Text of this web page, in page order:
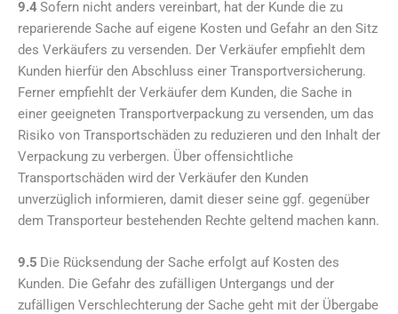
9.4Sofern nicht anders vereinbart, hat der Kunde die zu
reparierende Sache auf eigene Kosten und Gefahr an den Sitz
des Verkäufers zu versenden. Der Verkäufer empfiehlt dem
Kunden hierfür den Abschluss einer Transportversicherung.
Ferner empfiehlt der Verkäufer dem Kunden, die Sache in
einer geeigneten Transportverpackung zu versenden, um das
Risiko von Transportschäden zu reduzieren und den Inhalt der
Verpackung zu verbergen. Über offensichtliche
Transportschäden wird der Verkäufer den Kunden
unverzüglich informieren, damit dieser seine ggf. gegenüber
dem Transporteur bestehenden Rechte geltend machen kann.
9.5 Die Rücksendung der Sache erfolgt auf Kosten des
Kunden. Die Gefahr des zufälligen Untergangs und der
zufälligen Verschlechterung der Sache geht mit der Übergabe